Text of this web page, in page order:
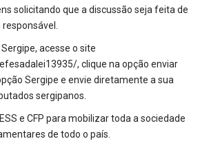
solicitando que a discussão seja feita de
acesse o site
, clique na opção enviar
Sergipe e envie diretamente a sua
sergipanos.
e CFP para mobilizar toda a sociedade
de todo o país.